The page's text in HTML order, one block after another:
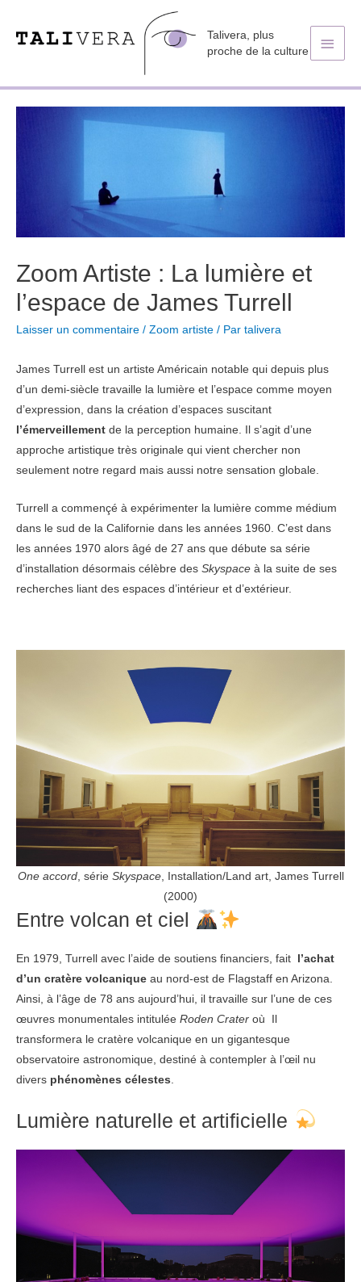
Talivera, plus
proche de la culture
Menu
Zoom Artiste : La lumière et
l’espace de James Turrell
Laisser un commentaire / Zoom artiste / Par talivera
James Turrell est un artiste Américain notable qui depuis plus
d’un demi-siècle travaille la lumière et l’espace comme moyen
d’expression, dans la création d’espaces suscitant
l’émerveillement de la perception humaine. Il s’agit d’une
approche artistique très originale qui vient chercher non
seulement notre regard mais aussi notre sensation globale.
Turrell a commençé à expérimenter la lumière comme médium
dans le sud de la Californie dans les années 1960. C’est dans
les années 1970 alors âgé de 27 ans que débute sa série
d’installation désormais célèbre des Skyspace à la suite de ses
recherches liant des espaces d’intérieur et d’extérieur.
One accord, série Skyspace, Installation/Land art, James Turrell
(2000)
Entre volcan et ciel
En 1979, Turrell avec l’aide de soutiens financiers, fait
l’achat
d’un cratère volcanique au nord-est de Flagstaff en Arizona.
Ainsi, à l’âge de 78 ans aujourd’hui, il travaille sur l’une de ces
œuvres monumentales intitulée Roden Crater où Il
transformera le cratère volcanique en un gigantesque
observatoire astronomique, destiné à contempler à l’œil nu
divers phénomènes célestes.
Lumière naturelle et artificielle